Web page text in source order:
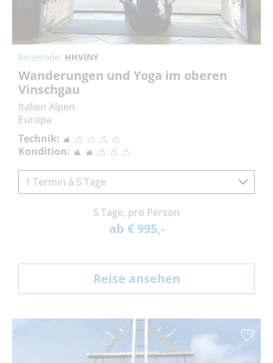
Reisecode: HHVINY
Wanderungen und Yoga im oberen
Vinschgau
Italien Alpen
Europa
Technik:
Kondition:
1 Termin à 5 Tage
5 Tage, pro Person
ab € 995,-
Reise ansehen